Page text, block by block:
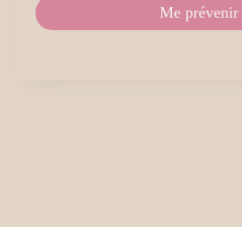
Me prévenir